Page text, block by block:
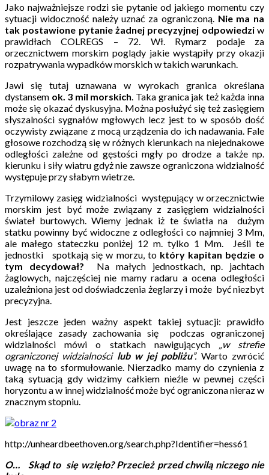
Jako najważniejsze rodzi sie pytanie od jakiego momentu czy
sytuacji widoczność należy uznać za ograniczoną. Nie ma na
tak postawione pytanie żadnej precyzyjnej odpowiedziw
prawidłach COLREGS – 72. Wł. Rymarz podaje za
orzecznictwem morskim poglądy jakie wystąpiły przy okazji
rozpatrywania wypadków morskich w takich warunkach.
Jawi się tutaj uznawana w wyrokach granica określana
dystansem ok. 3 mil morskich. Taka granica jak też każda inna
może się okazać dyskusyjna. Można posłużyć się też zasięgiem
słyszalności sygnałów mgłowych lecz jest to w sposób dość
oczywisty związane z mocą urządzenia do ich nadawania. Fale
głosowe rozchodzą się w różnych kierunkach na niejednakowe
odległości zależne od gęstości mgły po drodze a także np.
kierunku i siły wiatru gdyż nie zawsze ograniczona widzialność
występuje przy słabym wietrze.
Trzymilowy zasięg widzialności występujący w orzecznictwie
morskim jest być może związany z zasięgiem widzialności
świateł burtowych. Wiemy jednak iż te światła na dużym
statku powinny być widoczne z odległości co najmniej 3 Mm,
ale małego stateczku poniżej 12 m. tylko 1 Mm. Jeśli te
jednostki spotkają się w morzu, to który kapitan będzie o
tym decydował? Na małych jednostkach, np. jachtach
żaglowych, najczęściej nie mamy radaru a ocena odległości
uzależniona jest od doświadczenia żeglarzy i może być niezbyt
precyzyjna.
Jest jeszcze jeden ważny aspekt takiej sytuacji: prawidło
określające zasady zachowania się podczas ograniczonej
widzialności mówi o statkach nawigujących „w strefie
ograniczonej widzialności lub w jej pobliżu”.Warto zwrócić
uwagę na to sformułowanie. Nierzadko mamy do czynienia z
taką sytuacją gdy widzimy całkiem nieźle w pewnej części
horyzontu a w innej widzialność może być ograniczona nieraz w
znacznym stopniu.
http://unheardbeethoven.org/search.php?Identifier=hess61
O… Skąd to się wzięło? Przecież przed chwilą niczego nie